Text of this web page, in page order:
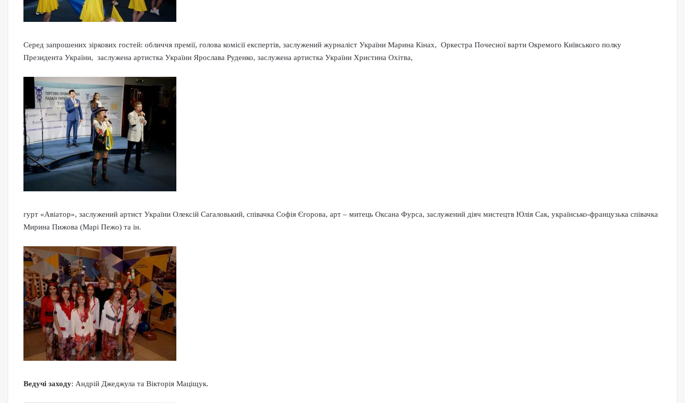
Серед запрошених зіркових гостей: обличчя премії, голова комісії експертів, заслужений журналіст України Марина Кінах, Оркестра Почесної варти Окремого Київського полку
Президента України, заслужена артистка України Ярослава Руденко, заслужена артистка України Христина Охітва,
гурт «Авіатор», заслужений артист України Олексій Сагаловький, співачка Софія Єгорова, арт – митець Оксана Фурса, заслужений діяч мистецтв Юлія Сак, українсько-французька співачка
Мирина Пижова (Марі Пежо) та ін.
Ведучі заходу: Андрій Джеджула та Вікторія Маціщук.